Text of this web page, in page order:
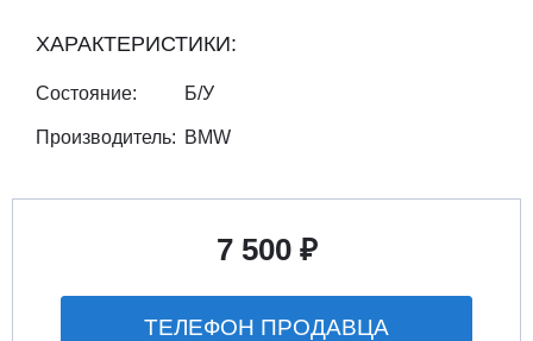
7 500 ₽
ТЕЛЕФОН ПРОДАВЦА
ХАРАКТЕРИСТИКИ:
Состояние: Б/У
Производитель: BMW